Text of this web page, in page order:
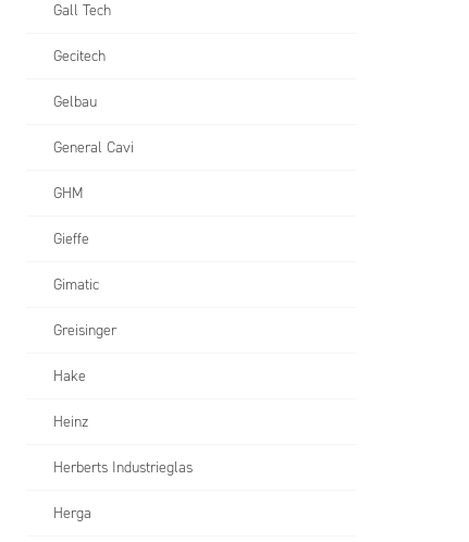
Gall Tech
Gecitech
Gelbau
General Cavi
GHM
Gieffe
Gimatic
Greisinger
Hake
Heinz
Herberts Industrieglas
Herga